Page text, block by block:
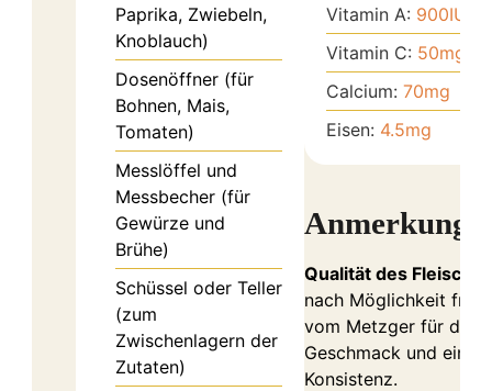
Paprika, Zwiebeln,
Knoblauch)
Dosenöffner (für
Bohnen, Mais,
Tomaten)
Messlöffel und
Messbecher (für
Gewürze und
Brühe)
Schüssel oder Teller
(zum
Zwischenlagern der
Zutaten)
Vitamin A: 900IU
Vitamin C: 50mg
Calcium: 70mg
Eisen: 4.5mg
Qualität des
nach Möglichkeit
vom Metzger für den
Geschmack und eine
Konsistenz.